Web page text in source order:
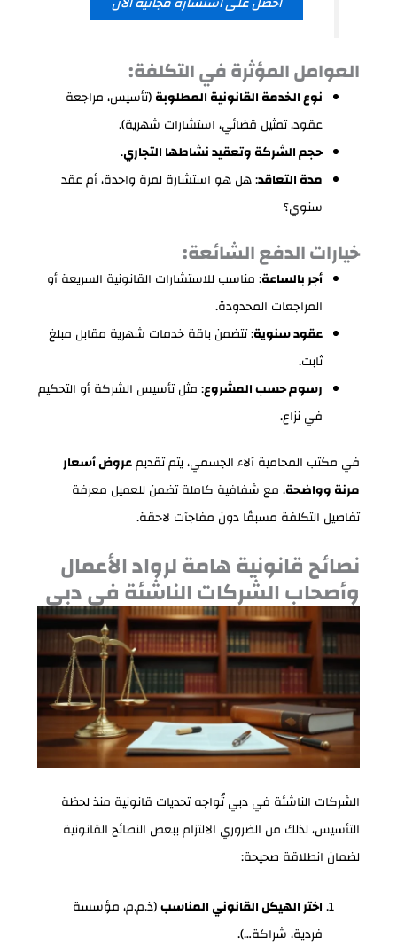
العوامل المؤثرة في التكلفة:
نوع الخدمة القانونية المطلوبة(تأسيس، مراجعة
عقود، تمثيل قضائي، استشارات شهرية).
حجم الشركة وتعقيد نشاطها التجاري.
مدة التعاقد: هل هو استشارة لمرة واحدة، أم عقد
سنوي؟
خيارات الدفع الشائعة:
أجر بالساعة: مناسب للاستشارات القانونية السريعة أو
المراجعات المحدودة.
عقود سنوية: تتضمن باقة خدمات شهرية مقابل مبلغ
ثابت.
رسوم حسب المشروع: مثل تأسيس الشركة أو التحكيم
في نزاع.
في مكتب المحامية آلاء الجسمي، يتم تقديمعروض أسعار
مرنة وواضحة، مع شفافية كاملة تضمن للعميل معرفة
تفاصيل التكلفة مسبقًا دون مفاجآت لاحقة.
نصائح قانونية هامة لرواد الأعمال
وأصحاب الشركات الناشئة في دبي
الشركات الناشئة في دبي تُواجه تحديات قانونية منذ لحظة
التأسيس، لذلك من الضروري الالتزام ببعض النصائح القانونية
لضمان انطلاقة صحيحة:
اختر الهيكل القانوني المناسب(ذ.م.م، مؤسسة
فردية، شراكة…).